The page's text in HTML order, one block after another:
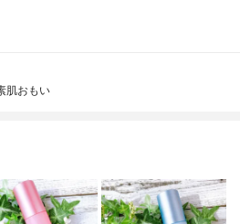
肌おもい